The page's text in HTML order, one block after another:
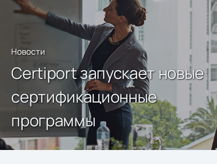
Новости
Certiport запускает новые
сертификационные
программы